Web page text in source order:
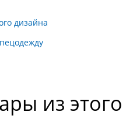
дизайна
из этого